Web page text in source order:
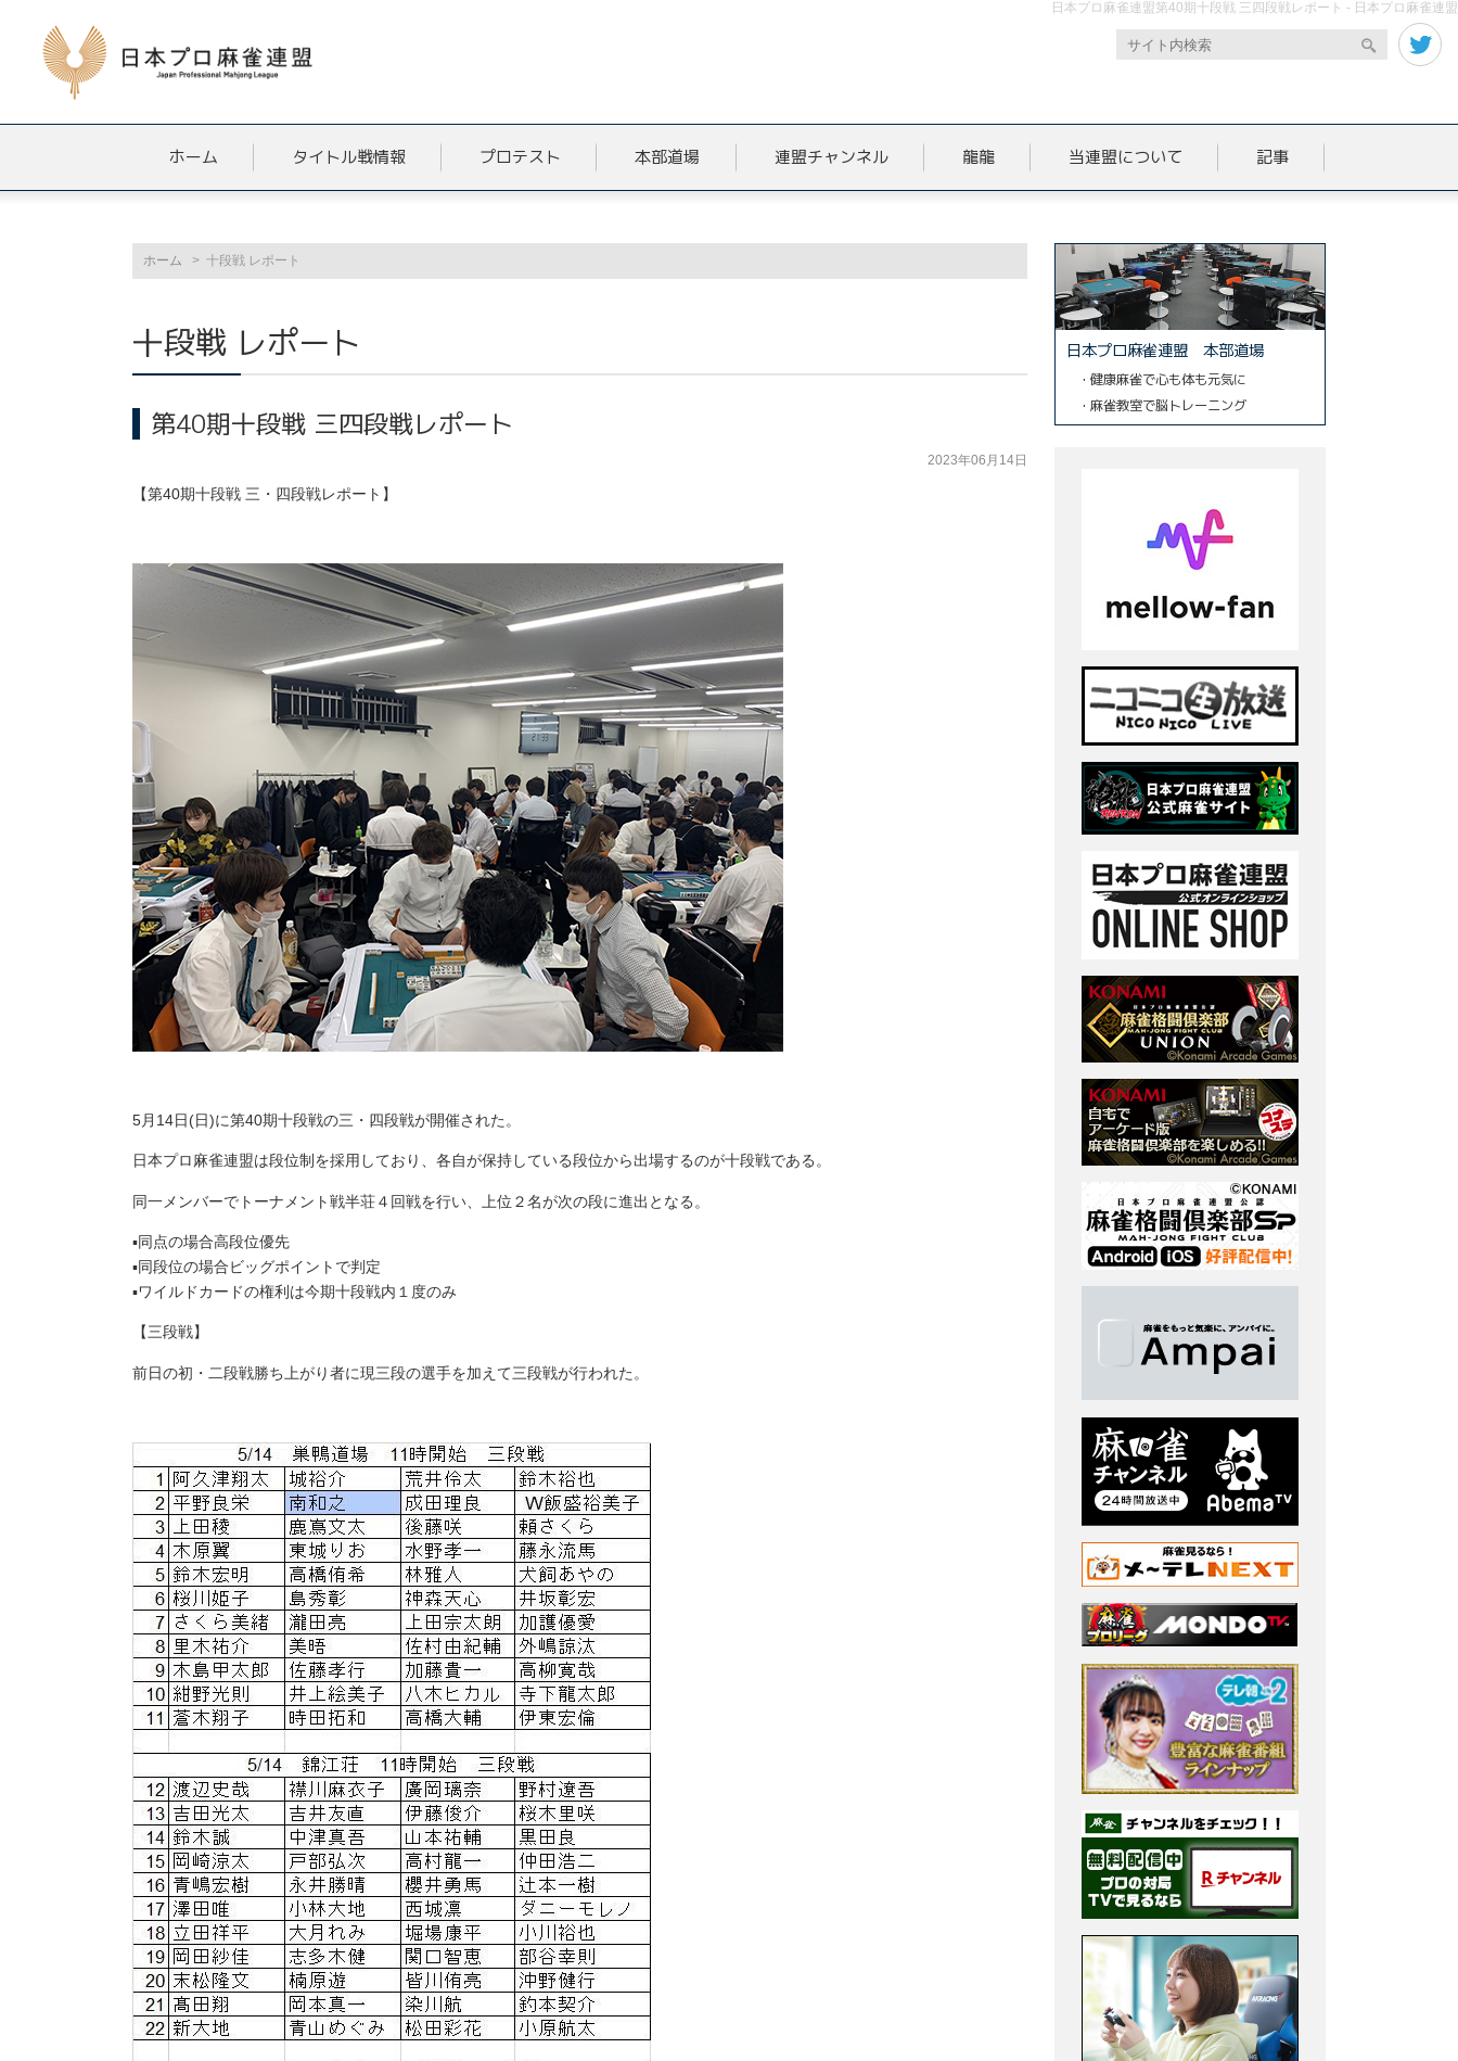
日本プロ麻雀連盟第40期十段戦 三四段戦レポート - 日本プロ麻雀連盟
ホーム タイトル戦情報 プロテスト 本部道場 連盟チャンネル 龍龍 当連盟について 記事
ホーム 十段戦 レポート
十段戦 レポート
第40期十段戦 三四段戦レポート
2023年06月14日
【第40期十段戦 三・四段戦レポート】
5月14日(日)に第40期十段戦の三・四段戦が開催された。
日本プロ麻雀連盟は段位制を採用しており、各自が保持している段位から出場するのが十段戦である。
同一メンバーでトーナメント戦半荘４回戦を行い、上位２名が次の段に進出となる。
▪︎同点の場合高段位優先
▪︎同段位の場合ビッグポイントで判定
▪︎ワイルドカードの権利は今期十段戦内１度のみ
【三段戦】
前日の初・二段戦勝ち上がり者に現三段の選手を加えて三段戦が行われた。
日本プロ麻雀連盟 本部道場
・健康麻雀で心も体も元気に
・麻雀教室で脳トレーニング